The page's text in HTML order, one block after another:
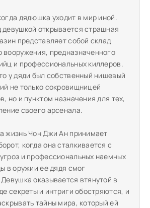
дядюшка уходит в мир иной.
девушкой открывается страшная
представляет собой склад
вооружения, предназначенного
и профессиональных киллеров.
у дяди был собственный нишевый
не только сокровищницей
но и пунктом назначения для тех,
своего арсенала.
жизнь Чон Джи Ан принимает
когда она сталкивается с
и профессиональных наемных
в оружии ее дядя смог
оказывается втянутой в
секреты и интриги обостряются, и
тайны мира, который ей